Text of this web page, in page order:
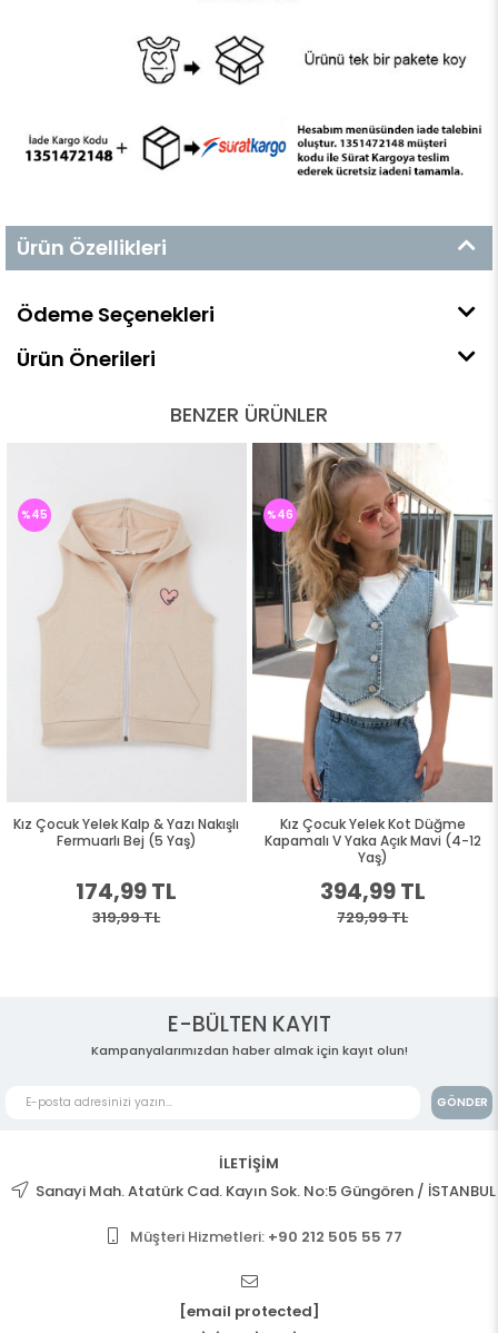
Ürün Özellikleri
Ödeme Seçenekleri
Ürün Önerileri
BENZER ÜRÜNLER
Kız Çocuk Yelek Kalp & Yazı Nakışlı
Fermuarlı Bej (5 Yaş)
174,99 TL
319,99 TL
%45
Kız Çocuk Yelek Kot Düğme
Kapamalı V Yaka Açık Mavi (4-12
Yaş)
394,99 TL
729,99 TL
%46
E-BÜLTEN KAYIT
Kampanyalarımızdan haber almak için kayıt olun!
GÖNDER
İLETİŞİM
Sanayi Mah. Atatürk Cad. Kayın Sok. No:5 Güngören / İSTANBUL
Müşteri Hizmetleri: +90 212 505 55 77
[email protected]